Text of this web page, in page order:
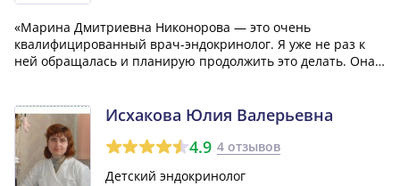
«Марина Дмитриевна Никонорова — это очень
квалифицированный врач-эндокринолог. Я уже не раз к
ней обращалась и планирую продолжить это делать. Она
методики лечения. Своим профессионализмо...»
Исхакова Юлия Валерьевна
4.9 4 отзывов
Детский эндокринолог